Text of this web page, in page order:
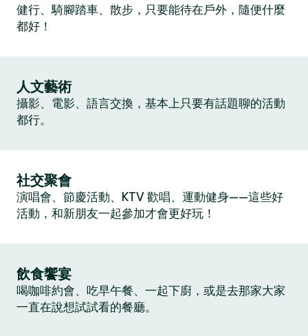
健行、騎腳踏車、散步，只要能待在戶外，隨便什麼
都好！
人文藝術
攝影、電影、語言交換，基本上只要有話題聊的活動
都行。
社交聚會
演唱會、節慶活動、KTV 歡唱、運動健身——這些好
活動，和新朋友一起參加才會更好玩！
飲食饗宴
喝咖啡約會、吃早午餐、一起下廚，或是去那家大家
一直在說想試試看的餐廳。